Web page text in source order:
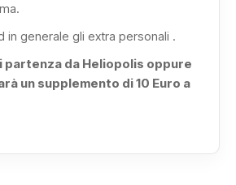
in generale gli extra personali .
partenza da Heliopolis oppure
un supplemento di 10 Euro a